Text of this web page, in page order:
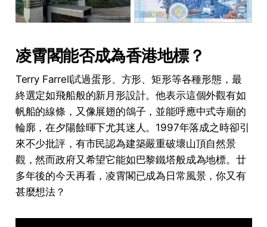
凌霄閣能否成為香港地標？
Terry Farrell試過蛋形、方形、矩形等各種形態，最
終選定如飛船般的新月形設計。他表示這個外觀有如
帆船的線條，又像展翅的鴿子，並能呼應中式寺廟的
輪廓，在夕陽餘暉下尤其迷人。1997年落成之時卻引
來不少批評，有市民認為建築嚴重破壞山頂自然景
觀，然而政府又希望它能如巴黎鐵塔般成為地標。廿
多年後的今天再看，凌霄閣已成為日常風景，你又有
甚麼想法？